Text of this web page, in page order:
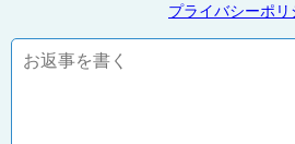
プライバシーポリ